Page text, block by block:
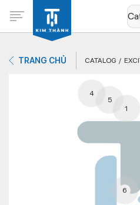
Không có sản phẩm
TRANG CHỦ CATALOG
1
4
5
6